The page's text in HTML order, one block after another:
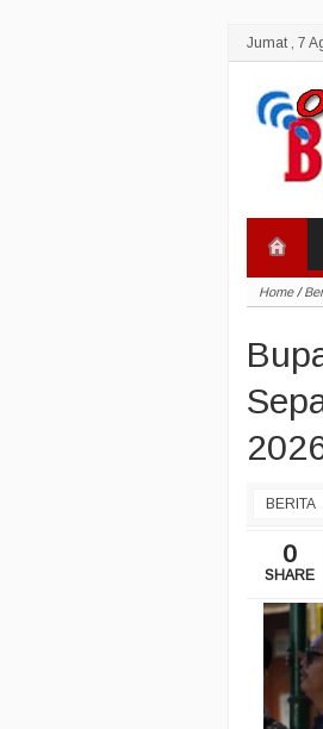
Jumat , 7
Home/
BERITA
0
SHARE